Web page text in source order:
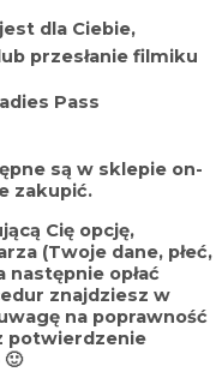
dla Ciebie,
przesłanie filmiku
Pass
są w sklepie on-
zakupić.
Cię opcję,
(Twoje dane, płeć,
opłać
znajdziesz w
na poprawność
potwierdzenie